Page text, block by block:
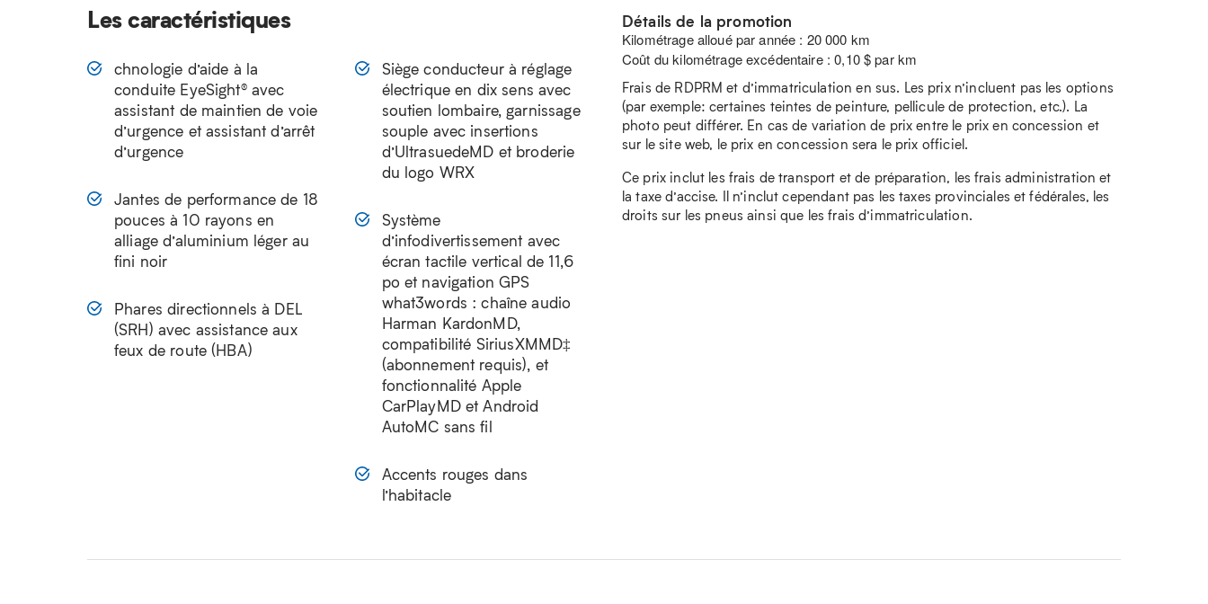
Les caractéristiques
chnologie d’aide à la
conduite EyeSight® avec
assistant de maintien de voie
d’urgence et assistant d’arrêt
d’urgence
Jantes de performance de 18
pouces à 10 rayons en
alliage d’aluminium léger au
fini noir
Phares directionnels à DEL
(SRH) avec assistance aux
feux de route (HBA)
Siège conducteur à réglage
électrique en dix sens avec
soutien lombaire, garnissage
souple avec insertions
d’UltrasuedeMD et broderie
du logo WRX
Système
d’infodivertissement avec
écran tactile vertical de 11,6
po et navigation GPS
what3words : chaîne audio
Harman KardonMD,
compatibilité SiriusXMMD‡
(abonnement requis), et
fonctionnalité Apple
CarPlayMD et Android
AutoMC sans fil
Accents rouges dans
l’habitacle
Détails de la promotion
Kilométrage alloué par année : 20 000 km
Coût du kilométrage excédentaire : 0,10 $ par km
Frais de RDPRM et d’immatriculation en sus. Les prix n’incluent pas les options
(par exemple: certaines teintes de peinture, pellicule de protection, etc.). La
photo peut différer. En cas de variation de prix entre le prix en concession et
sur le site web, le prix en concession sera le prix officiel.
Ce prix inclut les frais de transport et de préparation, les frais administration et
la taxe d’accise. Il n’inclut cependant pas les taxes provinciales et fédérales, les
droits sur les pneus ainsi que les frais d’immatriculation.